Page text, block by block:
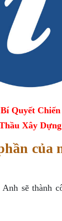
Quyết
Xây Dựng
của
sẽ thành